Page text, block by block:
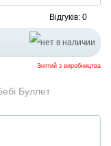
Відгуків: 0
Знятий з виробництва
Буллет